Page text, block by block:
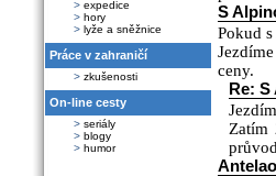
> expedice
> hory
> lyže a sněžnice
Práce v zahraničí
> zkušenosti
On-line cesty
> seriály
> blogy
> humor
S
Pokud
ceny.
Re:
Zatím
Antelao